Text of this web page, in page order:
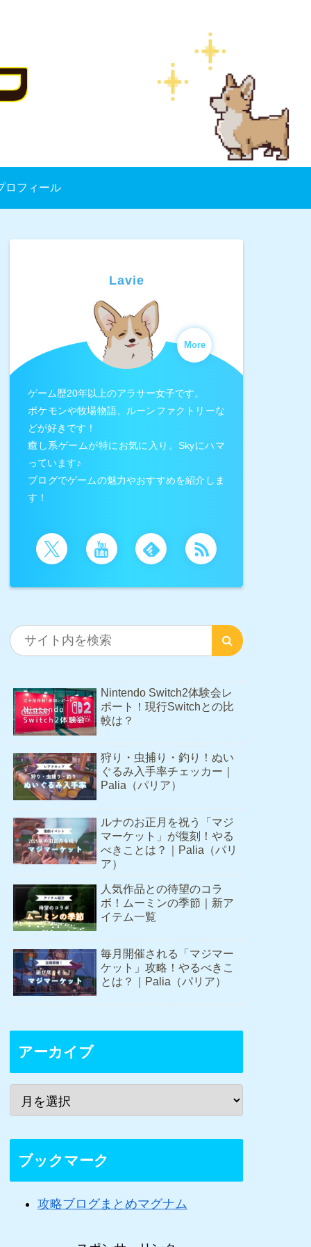
ロフィール
Lavie
More
ゲーム歴20年以上のアラサー女子です。
ポケモンや牧場物語、ルーンファクトリーな
どが好きです！
癒し系ゲームが特にお気に入り。Skyにハマ
っています♪
ブログでゲームの魅力やおすすめを紹介しま
す！
Nintendo Switch2体験会レ
ポート！現行Switchとの比
較は？
狩り・虫捕り・釣り！ぬい
ぐるみ入手率チェッカー｜
Palia（パリア）
ルナのお正月を祝う「マジ
マーケット」が復刻！やる
べきことは？｜Palia（パリ
ア）
人気作品との待望のコラ
ボ！ムーミンの季節｜新ア
イテム一覧
毎月開催される「マジマー
ケット」攻略！やるべきこ
とは？｜Palia（パリア）
アーカイブ
ブックマーク
攻略ブログまとめマグナム